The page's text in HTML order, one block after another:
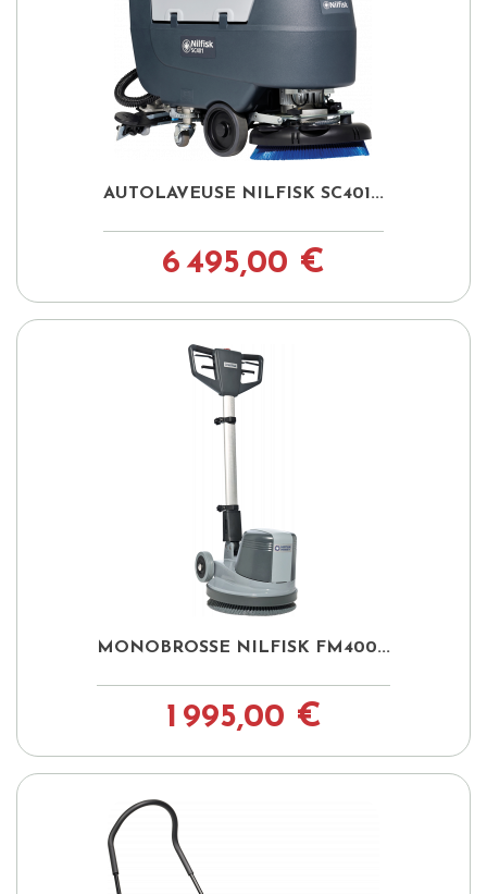
AUTOLAVEUSE NILFISK SC401...
6 495,00 €
MONOBROSSE NILFISK FM400...
1 995,00 €